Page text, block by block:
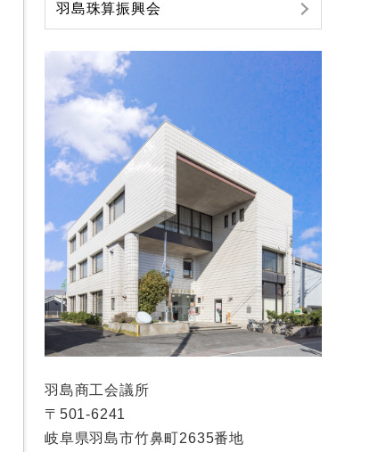
羽島珠算振興会
羽島商工会議所
〒501-6241
岐阜県羽島市竹鼻町2635番地